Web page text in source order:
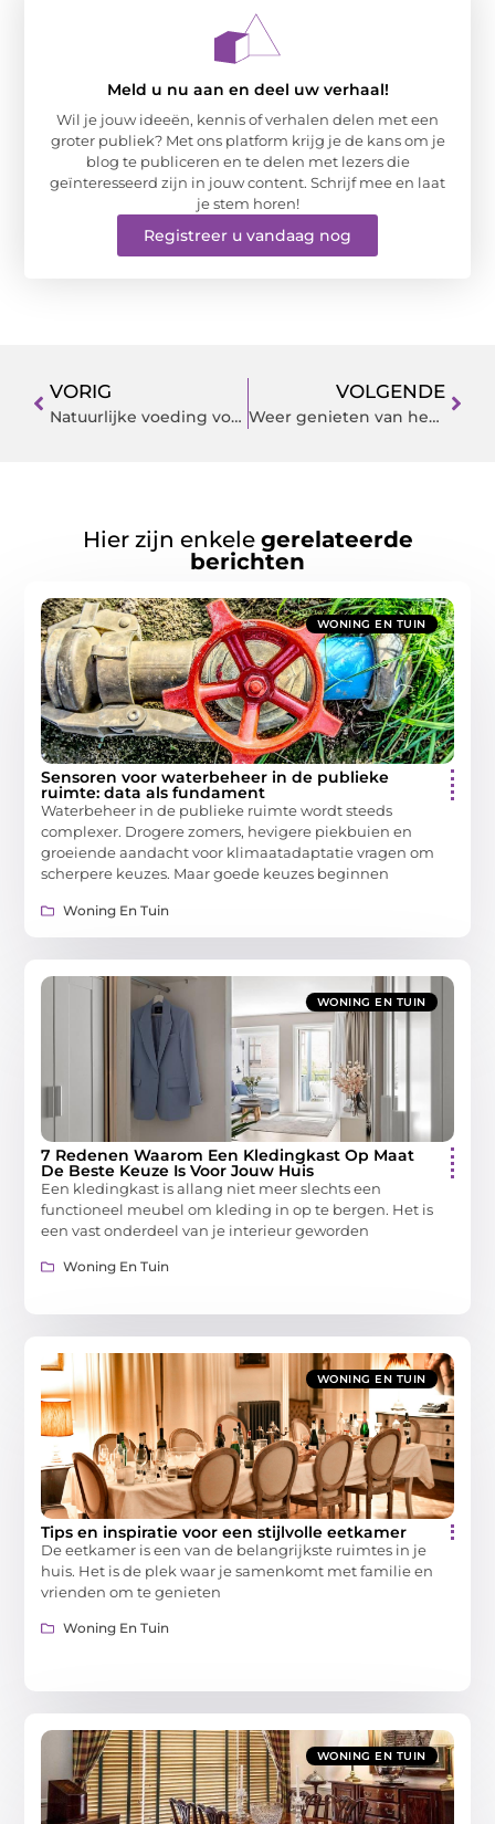
Meld u nu aan en deel uw verhaal!
Wil je jouw ideeën, kennis of verhalen delen met een
groter publiek? Met ons platform krijg je de kans om je
blog te publiceren en te delen met lezers die
geïnteresseerd zijn in jouw content. Schrijf mee en laat
je stem horen!
Registreer u vandaag nog
VORIG
Natuurlijke voeding voor een gezonde hond: De opmars van rauw voeren
VOLGENDE
Weer genieten van het leven dankzij Tranceforma
Hier zijn enkele gerelateerde
berichten
WONING EN TUIN
Sensoren voor waterbeheer in de publieke
ruimte: data als fundament
Waterbeheer in de publieke ruimte wordt steeds
complexer. Drogere zomers, hevigere piekbuien en
groeiende aandacht voor klimaatadaptatie vragen om
scherpere keuzes. Maar goede keuzes beginnen
Woning En Tuin
WONING EN TUIN
7 Redenen Waarom Een Kledingkast Op Maat
De Beste Keuze Is Voor Jouw Huis
Een kledingkast is allang niet meer slechts een
functioneel meubel om kleding in op te bergen. Het is
een vast onderdeel van je interieur geworden
Woning En Tuin
WONING EN TUIN
Tips en inspiratie voor een stijlvolle eetkamer
De eetkamer is een van de belangrijkste ruimtes in je
huis. Het is de plek waar je samenkomt met familie en
vrienden om te genieten
Woning En Tuin
WONING EN TUIN